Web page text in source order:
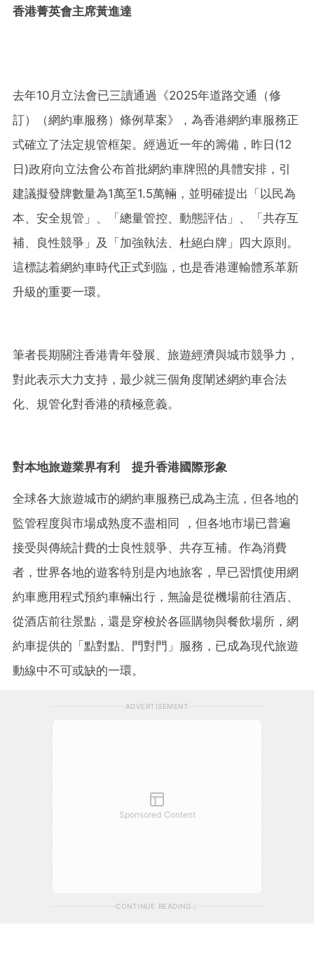
香港菁英會主席黃進達
去年10月立法會已三讀通過《2025年道路交通（修
訂）（網約車服務）條例草案》，為香港網約車服務正
式確立了法定規管框架。經過近一年的籌備，昨日(12
日)政府向立法會公布首批網約車牌照的具體安排，引
建議擬發牌數量為1萬至1.5萬輛，並明確提出「以民為
本、安全規管」、「總量管控、動態評估」、「共存互
補、良性競爭」及「加強執法、杜絕白牌」四大原則。
這標誌着網約車時代正式到臨，也是香港運輸體系革新
升級的重要一環。
筆者長期關注香港青年發展、旅遊經濟與城市競爭力，
對此表示大力支持，最少就三個角度闡述網約車合法
化、規管化對香港的積極意義。
對本地旅遊業界有利 提升香港國際形象
全球各大旅遊城市的網約車服務已成為主流，但各地的
監管程度與市場成熟度不盡相同 ，但各地市場已普遍
接受與傳統計費的士良性競爭、共存互補。作為消費
者，世界各地的遊客特別是內地旅客，早已習慣使用網
約車應用程式預約車輛出行，無論是從機場前往酒店、
從酒店前往景點，還是穿梭於各區購物與餐飲場所，網
約車提供的「點對點、門對門」服務，已成為現代旅遊
動線中不可或缺的一環。
ADVERTISEMENT
Sponsored Content
CONTINUE READING